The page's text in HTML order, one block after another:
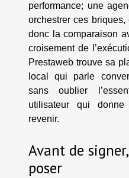
performance; une
orchestrer ces
donc la comparaison
croisement de
Prestaweb trouve sa
local qui parle
sans oublier
utilisateur qui
revenir.
Avant de
poser